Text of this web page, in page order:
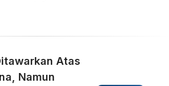
Atas
Namun